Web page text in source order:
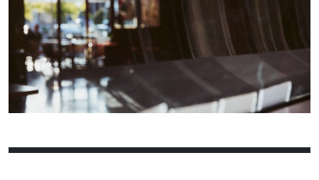
01 02 03 04 05
06
07
08 09 10 11 12
13
14
15 16 17 18 19
20
21
22 23 24 25 26
27